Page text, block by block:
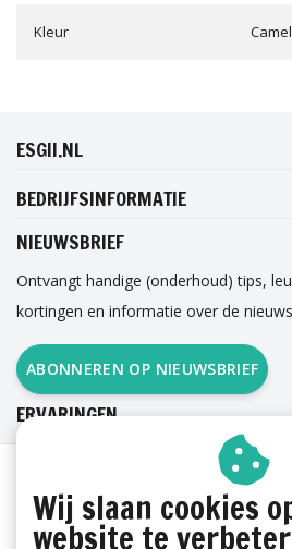
Kleur Camel
ESGII.NL
BEDRIJFSINFORMATIE
NIEUWSBRIEF
Ontvangt handige (onderhoud) tips,
kortingen en informatie over de
ABONNEREN OP NIEUWSBRIEF
ERVARINGEN
Wij slaan cookies
website te